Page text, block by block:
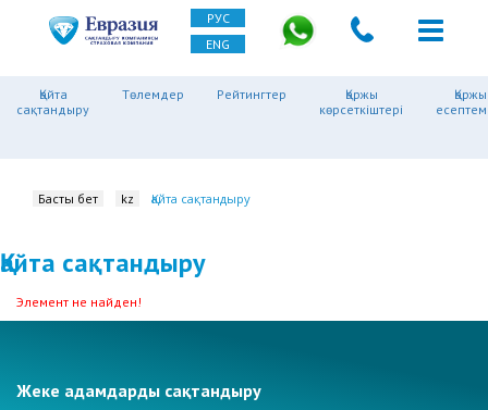
РУС
ENG
Қайта
сақтандыру
Төлемдер Рейтингтер
Қаржы
көрсеткіштері
Қаржы
Басты бет kz Қайта сақтандыру
Қайта сақтандыру
Элемент не найден!
Жеке адамдарды сақтандыру